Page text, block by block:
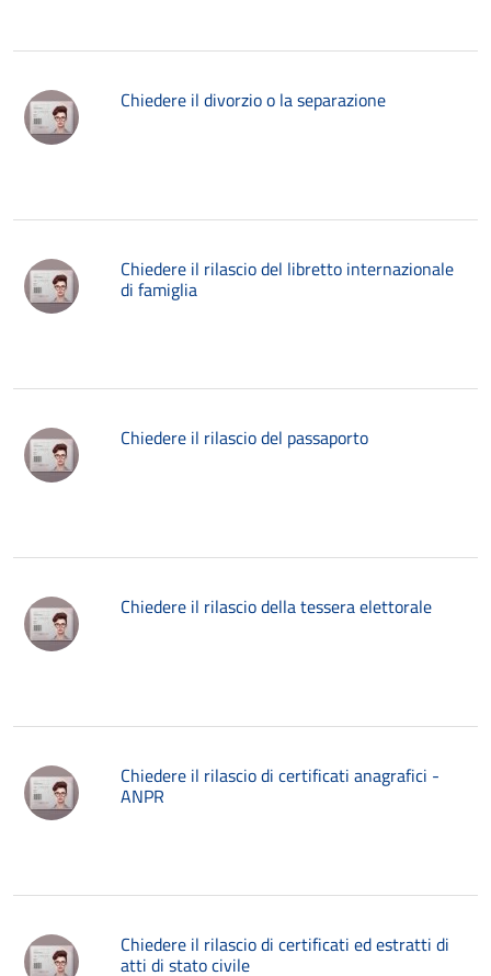
Chiedere il divorzio o la separazione
Chiedere il rilascio del libretto internazionale
di famiglia
Chiedere il rilascio del passaporto
Chiedere il rilascio della tessera elettorale
Chiedere il rilascio di certificati anagrafici -
ANPR
Chiedere il rilascio di certificati ed estratti di
atti di stato civile